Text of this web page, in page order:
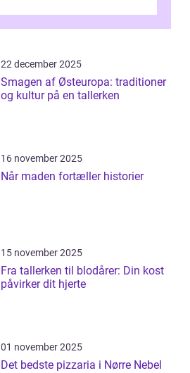
22 december 2025
Smagen af Østeuropa: traditioner
og kultur på en tallerken
16 november 2025
Når maden fortæller historier
15 november 2025
Fra tallerken til blodårer: Din kost
påvirker dit hjerte
01 november 2025
Det bedste pizzaria i Nørre Nebel